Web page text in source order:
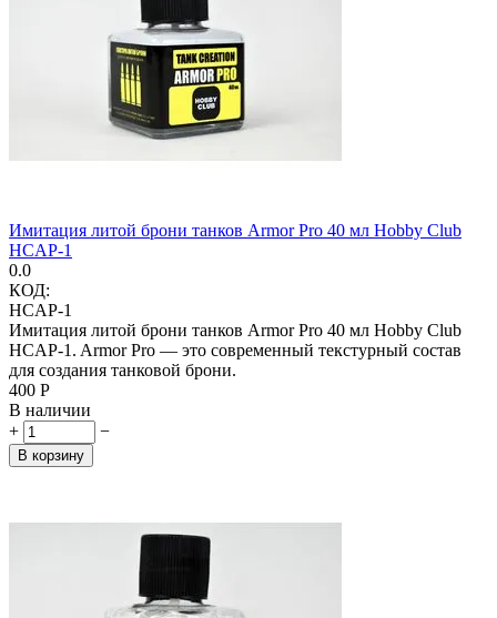
Имитация литой брони танков Armor Pro 40 мл Hobby Club
HCAP-1
0.0
КОД:
HCAP-1
Имитация литой брони танков Armor Pro 40 мл Hobby Club
HCAP-1. Armor Pro — это современный текстурный состав
для создания танковой брони.
‍400‍ Р
В наличии
+
−
В корзину